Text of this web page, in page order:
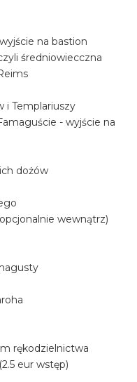
na bastion
średniowiecczna
i Templariuszy
- wyjście na
dożów
wewnątrz)
rękodzielnictwa
eur wstęp)